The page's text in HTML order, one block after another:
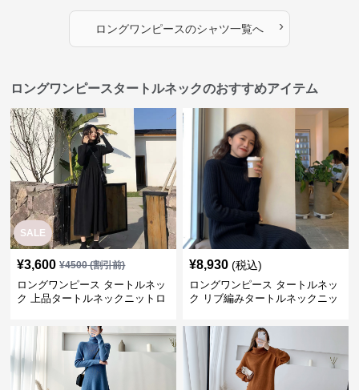
ロングワンピースのシャツ一覧へ ›
ロングワンピースタートルネックのおすすめアイテム
SALE
¥3,600 ¥4500(割引前)
ロングワンピース タートルネッ
ク 上品タートルネックニットロ
¥8,930 (税込)
ロングワンピース タートルネッ
ク リブ編みタートルネックニッ